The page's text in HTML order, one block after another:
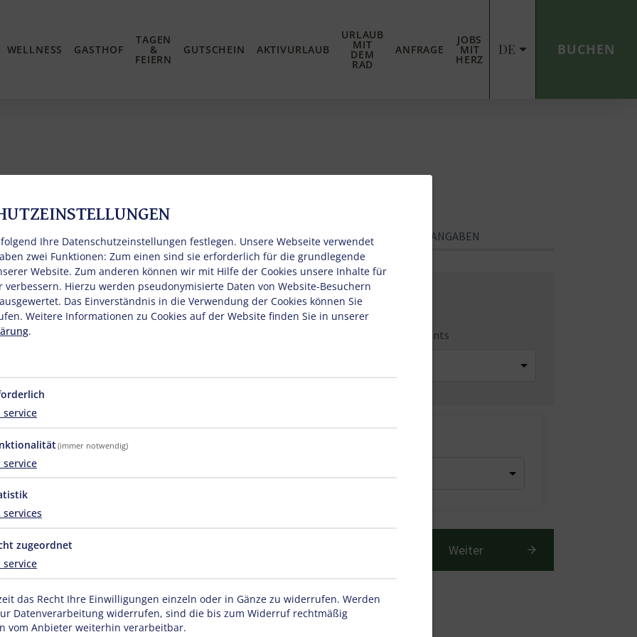
WELLNESS GASTHOF
TAGEN
&
FEIERN
GUTSCHEIN AKTIVURLAUB
URLAUB
MIT
DEM
RAD
ANFRAGE
JOBS
MIT
HERZ
DE BUCHEN
APPARTEMENTS ZUSATZLEISTUNGEN PERSÖNLICHE ANGABEN
Anzahl Zimmer/Appartements
Weiter
Ihre Datenschutzeinstellungen festlegen. Unsere Webseite verwendet
zwei Funktionen: Zum einen sind sie erforderlich für die grundlegende
Website. Zum anderen können wir mit Hilfe der Cookies unsere Inhalte für
verbessern. Hierzu werden pseudonymisierte Daten von Website-Besuchern
Das Einverständnis in die Verwendung der Cookies können Sie
Weitere Informationen zu Cookies auf der Website finden Sie in unserer
.
service
(immer notwendig)
service
services
zugeordnet
service
das Recht Ihre Einwilligungen einzeln oder in Gänze zu widerrufen. Werden
Datenverarbeitung widerrufen, sind die bis zum Widerruf rechtmäßig
vom Anbieter weiterhin verarbeitbar.